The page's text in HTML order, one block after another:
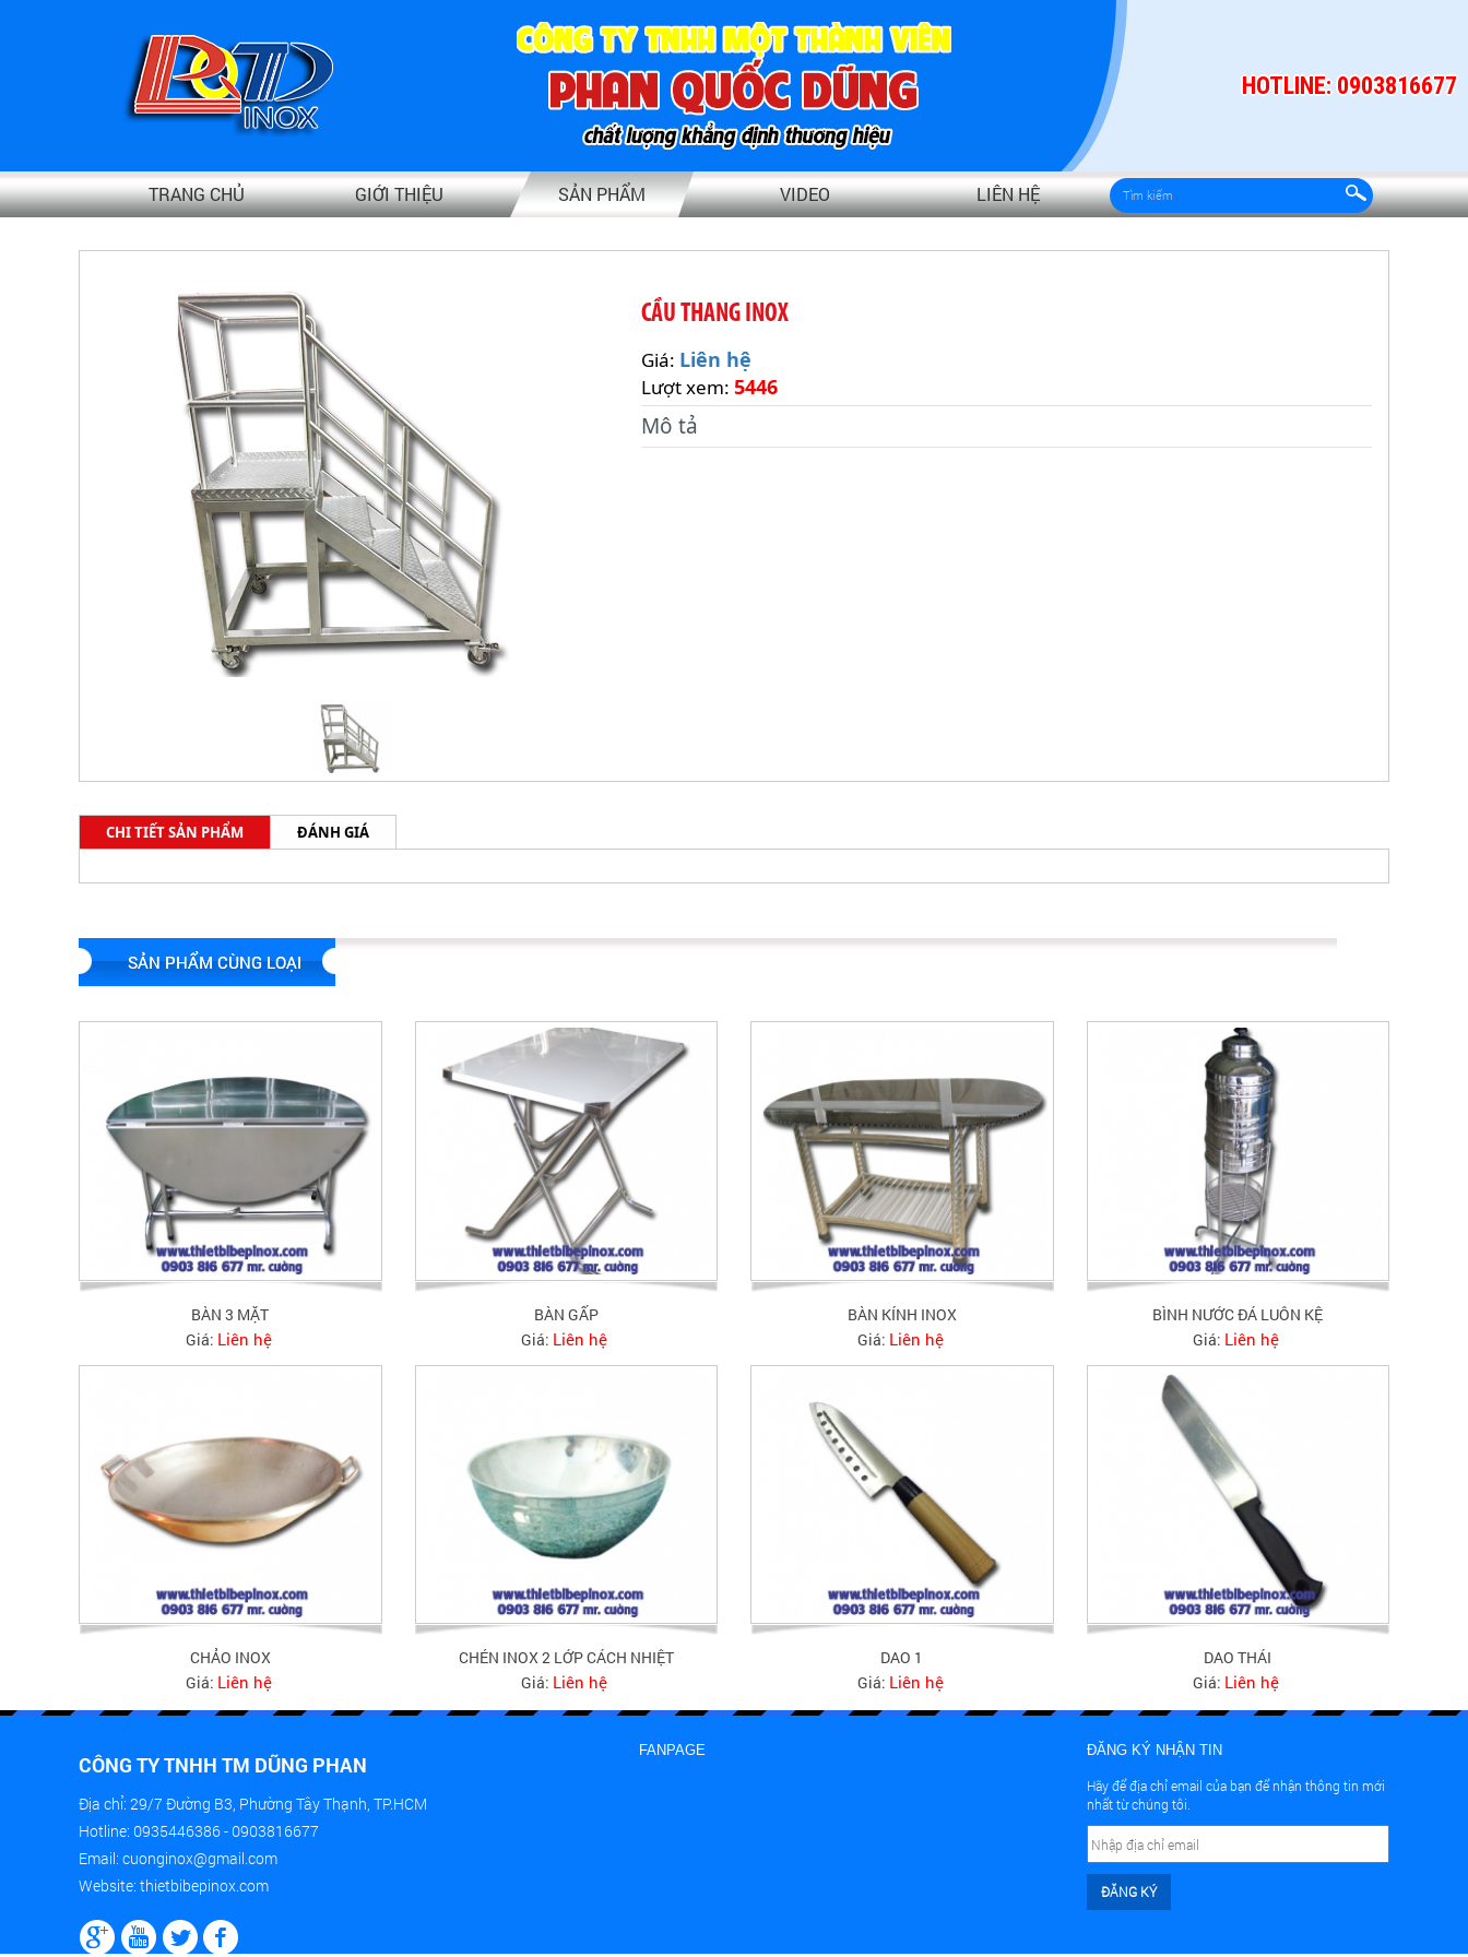
HOTLINE: 0903816677
TRANG CHỦ GIỚI THIỆU SẢN PHẨM VIDEO LIÊN HỆ
CẦU THANG INOX
Giá: Liên hệ
Lượt xem:5446
Mô tả
CHI TIẾT SẢN PHẨM ĐÁNH GIÁ
SẢN PHẨM CÙNG LOẠI
BÀN 3 MẶT
Giá: Liên hệ
BÀN GẤP
Giá: Liên hệ
BÀN KÍNH INOX
Giá: Liên hệ
BÌNH NƯỚC ĐÁ LUÔN KỆ
Giá: Liên hệ
CHẢO INOX
Giá: Liên hệ
CHÉN INOX 2 LỚP CÁCH NHIỆT
Giá: Liên hệ
DAO 1
Giá: Liên hệ
DAO THÁI
Giá: Liên hệ
CÔNG TY TNHH TM DŨNG PHAN
Địa chỉ: 29/7 Đường B3, Phường Tây Thạnh, TP.HCM
Hotline: 0935446386 - 0903816677
Email: cuonginox@gmail.com
Website: thietbibepinox.com
FANPAGE ĐĂNG KÝ NHẬN TIN
Hãy để địa chỉ email của bạn để nhận thông tin mới
nhất từ chúng tôi.
ĐĂNG KÝ